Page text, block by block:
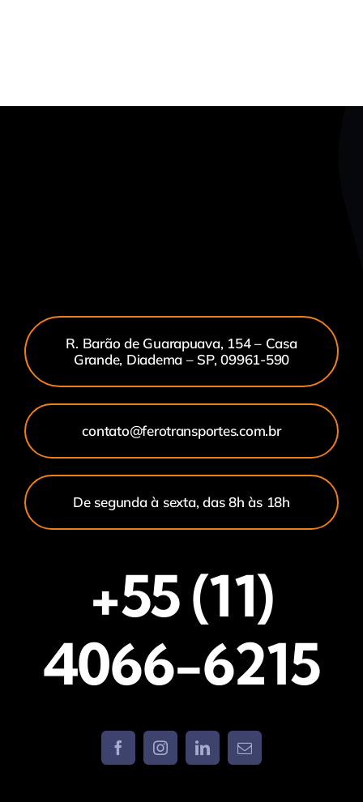
R. Barão de Guarapuava, 154 – Casa
Grande, Diadema – SP, 09961-590
contato@ferotransportes.com.br
De segunda à sexta, das 8h às 18h
+55 (11)
4066-6215